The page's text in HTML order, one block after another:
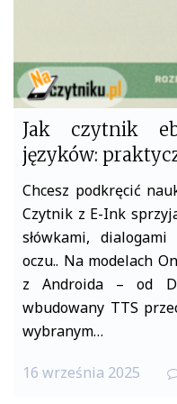
Jak czytnik
języków:
Chcesz podkręcić
Czytnik z E-Ink
słówkami,
oczu.. Na modelach
z Androida – od
wbudowany TTS
wybranym…
16 września 2025